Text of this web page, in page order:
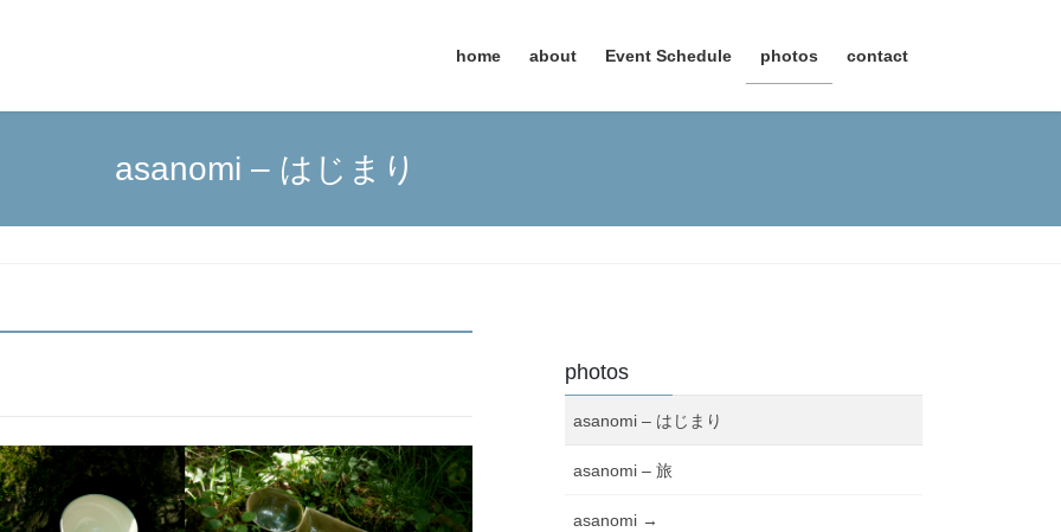
home about Event Schedule photos contact
asanomi – はじまり
photos
asanomi – はじまり
asanomi – 旅
asanomi →